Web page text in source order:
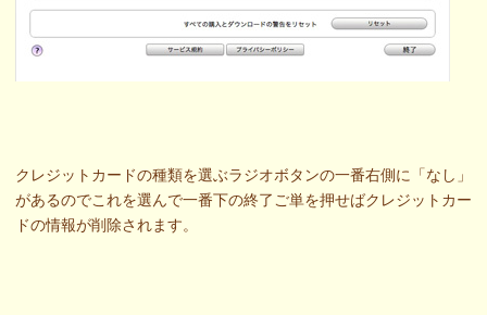
クレジットカードの種類を選ぶラジオボタンの一番右側に「なし」
があるのでこれを選んで一番下の終了ご単を押せばクレジットカー
ドの情報が削除されます。